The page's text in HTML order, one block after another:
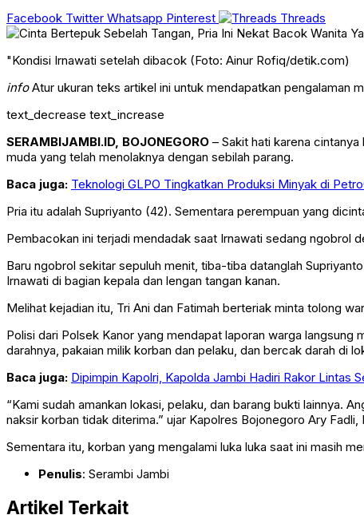
Facebook Twitter Whatsapp Pinterest Threads
"Kondisi Irnawati setelah dibacok (Foto: Ainur Rofiq/detik.com)
infoAtur ukuran teks artikel ini untuk mendapatkan pengalaman
text_decrease text_increase
SERAMBIJAMBI.ID, BOJONEGORO – Sakit hati karena
muda yang telah menolaknya dengan sebilah parang.
Baca juga: Teknologi GLPO Tingkatkan Produksi Minyak di
Pria itu adalah Supriyanto (42). Sementara perempuan yang
Pembacokan ini terjadi mendadak saat Irnawati sedang ngobrol
Baru ngobrol sekitar sepuluh menit, tiba-tiba datanglah
Irnawati di bagian kepala dan lengan tangan kanan.
Melihat kejadian itu, Tri Ani dan Fatimah berteriak minta tolong
Polisi dari Polsek Kanor yang mendapat laporan warga langsung
darahnya, pakaian milik korban dan pelaku, dan bercak darah di
Baca juga: Dipimpin Kapolri, Kapolda Jambi Hadiri Rakor Lintas
“Kami sudah amankan lokasi, pelaku, dan barang bukti lainnya.
naksir korban tidak diterima.” ujar Kapolres Bojonegoro Ary
Sementara itu, korban yang mengalami luka luka saat ini masih
Penulis: Serambi Jambi
Artikel Terkait